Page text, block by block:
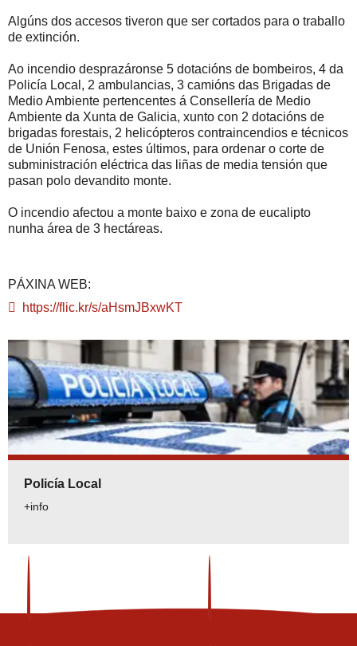
Algúns dos accesos tiveron que ser cortados para o traballo
de extinción.
Ao incendio desprazáronse 5 dotacións de bombeiros, 4 da
Policía Local, 2 ambulancias, 3 camións das Brigadas de
Medio Ambiente pertencentes á Consellería de Medio
Ambiente da Xunta de Galicia, xunto con 2 dotacións de
brigadas forestais, 2 helicópteros contraincendios e técnicos
de Unión Fenosa, estes últimos, para ordenar o corte de
subministración eléctrica das liñas de media tensión que
pasan polo devandito monte.
O incendio afectou a monte baixo e zona de eucalipto
nunha área de 3 hectáreas.
PÁXINA WEB:
https://flic.kr/s/aHsmJBxwKT
Policía Local
+info